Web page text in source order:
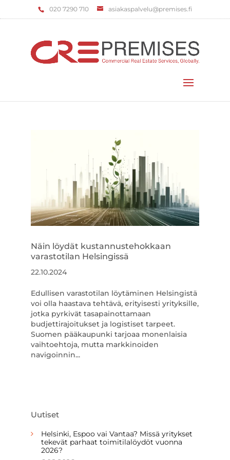
‌020 7290 710 asiakaspalvelu@premises.fi
Näin löydät kustannustehokkaan
varastotilan Helsingissä
22.10.2024
Edullisen varastotilan löytäminen Helsingistä
voi olla haastava tehtävä, erityisesti yrityksille,
jotka pyrkivät tasapainottamaan
budjettirajoitukset ja logistiset tarpeet.
Suomen pääkaupunki tarjoaa monenlaisia
vaihtoehtoja, mutta markkinoiden
navigoinnin...
Uutiset
Helsinki, Espoo vai Vantaa? Missä yritykset
tekevät parhaat toimitilalöydöt vuonna
2026?